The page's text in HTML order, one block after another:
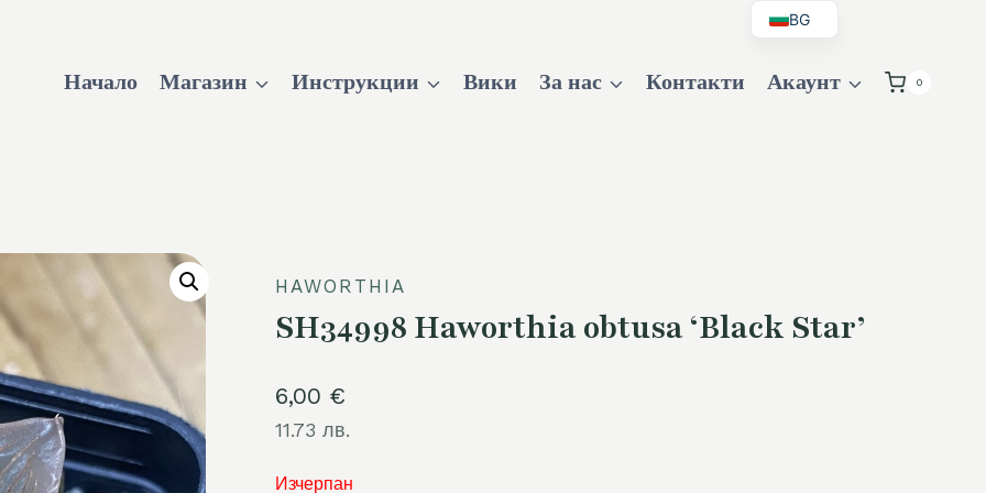
Начало
Магазин Инструкции Вики За нас Контакти Акаунт 0
HAWORTHIA
SH34998 Haworthia obtusa ‘Black Star’
6,00 €
11.73 лв.
Изчерпан
BG
DE